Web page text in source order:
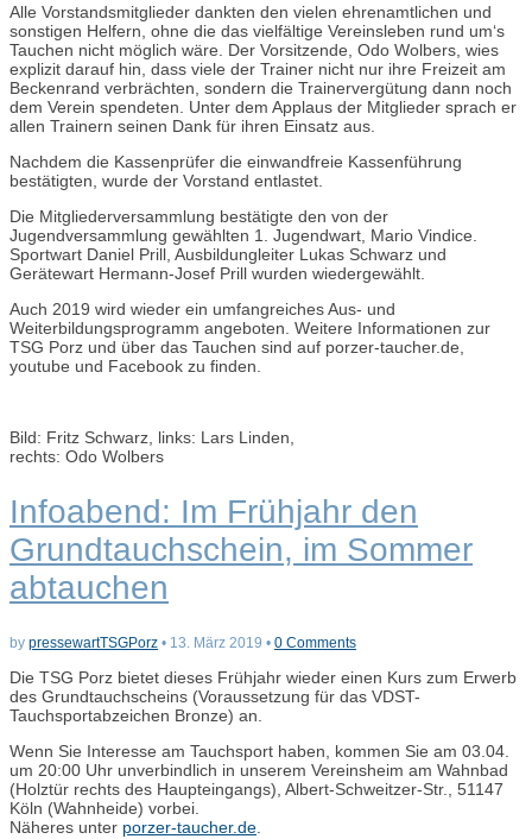
Alle Vorstandsmitglieder dankten den vielen ehrenamtlichen und
sonstigen Helfern, ohne die das vielfältige Vereinsleben rund um‘s
Tauchen nicht möglich wäre. Der Vorsitzende, Odo Wolbers, wies
explizit darauf hin, dass viele der Trainer nicht nur ihre Freizeit am
Beckenrand verbrächten, sondern die Trainervergütung dann noch
dem Verein spendeten. Unter dem Applaus der Mitglieder sprach er
allen Trainern seinen Dank für ihren Einsatz aus.
Nachdem die Kassenprüfer die einwandfreie Kassenführung
bestätigten, wurde der Vorstand entlastet.
Die Mitgliederversammlung bestätigte den von der
Jugendversammlung gewählten 1. Jugendwart, Mario Vindice.
Sportwart Daniel Prill, Ausbildungleiter Lukas Schwarz und
Gerätewart Hermann-Josef Prill wurden wiedergewählt.
Auch 2019 wird wieder ein umfangreiches Aus- und
Weiterbildungsprogramm angeboten. Weitere Informationen zur
TSG Porz und über das Tauchen sind auf porzer-taucher.de,
youtube und Facebook zu finden.
Bild: Fritz Schwarz, links: Lars Linden,
rechts: Odo Wolbers
Infoabend: Im Frühjahr den
Grundtauchschein, im Sommer
abtauchen
by pressewartTSGPorz • 13. März 2019 • 0 Comments
Die TSG Porz bietet dieses Frühjahr wieder einen Kurs zum Erwerb
des Grundtauchscheins (Voraussetzung für das VDST-
Tauchsportabzeichen Bronze) an.
Wenn Sie Interesse am Tauchsport haben, kommen Sie am 03.04.
um 20:00 Uhr unverbindlich in unserem Vereinsheim am Wahnbad
(Holztür rechts des Haupteingangs), Albert-Schweitzer-Str., 51147
Köln (Wahnheide) vorbei.
Näheres unter porzer-taucher.de